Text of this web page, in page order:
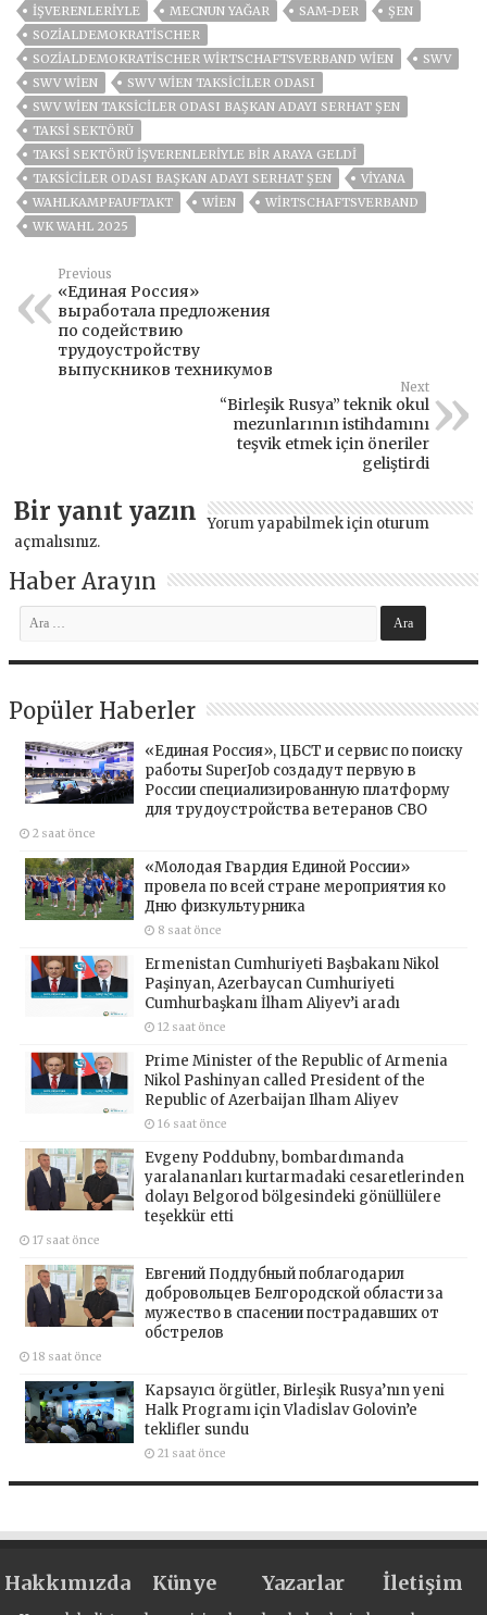
IŞVERENLERIYLE
MECNUN YAĞAR SAM-DER
ŞEN
SOZIALDEMOKRATISCHER
SOZIALDEMOKRATISCHER WIRTSCHAFTSVERBAND WIEN
SWV
SWV WIEN
SWV WIEN TAKSICILER ODASI
SWV WIEN TAKSICILER ODASI BAŞKAN ADAYI SERHAT ŞEN
TAKSI SEKTÖRÜ
TAKSI SEKTÖRÜ IŞVERENLERIYLE BIR ARAYA GELDI
TAKSICILER ODASI BAŞKAN ADAYI SERHAT ŞEN
VİYANA
WAHLKAMPFAUFTAKT
WIEN
WIRTSCHAFTSVERBAND
WK WAHL 2025
Previous
«Единая Россия»
выработала предложения
по содействию
трудоустройству
выпускников техникумов
Next
“Birleşik Rusya” teknik okul
mezunlarının istihdamını
teşvik etmek için öneriler
geliştirdi
Bir yanıt yazın Yorum yapabilmek için oturum
açmalısınız.
Haber Arayın
Popüler Haberler
«Единая Россия», ЦБСТ и сервис по поиску
работы SuperJob создадут первую в
России специализированную платформу
для трудоустройства ветеранов СВО
2 saat önce
«Молодая Гвардия Единой России»
провела по всей стране мероприятия ко
Дню физкультурника
8 saat önce
Ermenistan Cumhuriyeti Başbakanı Nikol
Paşinyan, Azerbaycan Cumhuriyeti
Cumhurbaşkanı İlham Aliyev’i aradı
12 saat önce
Prime Minister of the Republic of Armenia
Nikol Pashinyan called President of the
Republic of Azerbaijan Ilham Aliyev
16 saat önce
Evgeny Poddubny, bombardımanda
yaralananları kurtarmadaki cesaretlerinden
dolayı Belgorod bölgesindeki gönüllülere
teşekkür etti
17 saat önce
Евгений Поддубный поблагодарил
добровольцев Белгородской области за
мужество в спасении пострадавших от
обстрелов
18 saat önce
Kapsayıcı örgütler, Birleşik Rusya’nın yeni
Halk Programı için Vladislav Golovin’e
teklifler sundu
21 saat önce
Hakkımızda Künye Yazarlar İletişim